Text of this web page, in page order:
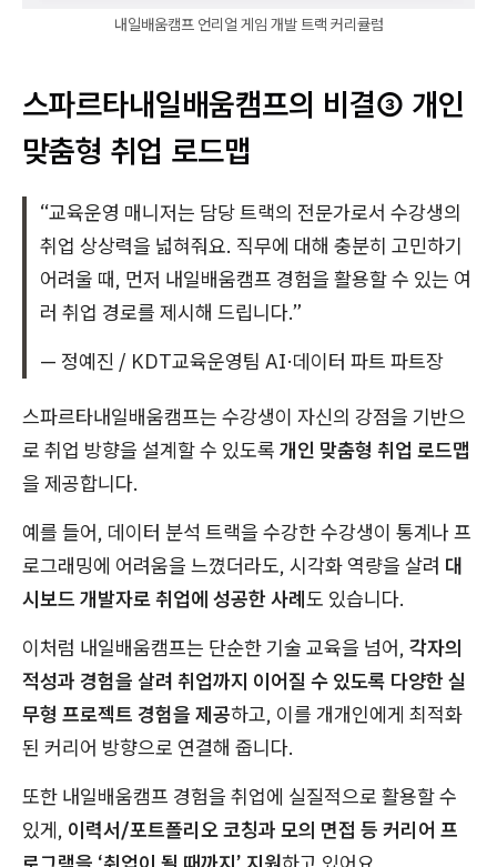
내일배움캠프 언리얼 게임 개발 트랙 커리큘럼
스파르타내일배움캠프의 비결③ 개인
맞춤형 취업 로드맵
“교육운영 매니저는 담당 트랙의 전문가로서 수강생의
취업 상상력을 넓혀줘요. 직무에 대해 충분히 고민하기
어려울 때, 먼저 내일배움캠프 경험을 활용할 수 있는 여
러 취업 경로를 제시해 드립니다.”
— 정예진 / KDT교육운영팀 AI·데이터 파트 파트장
스파르타내일배움캠프는 수강생이 자신의 강점을 기반으
로 취업 방향을 설계할 수 있도록 개인 맞춤형 취업 로드맵
을 제공합니다.
예를 들어, 데이터 분석 트랙을 수강한 수강생이 통계나 프
로그래밍에 어려움을 느꼈더라도, 시각화 역량을 살려 대
시보드 개발자로 취업에 성공한 사례도 있습니다.
이처럼 내일배움캠프는 단순한 기술 교육을 넘어, 각자의
적성과 경험을 살려 취업까지 이어질 수 있도록 다양한 실
무형 프로젝트 경험을 제공하고, 이를 개개인에게 최적화
된 커리어 방향으로 연결해 줍니다.
또한 내일배움캠프 경험을 취업에 실질적으로 활용할 수
있게, 이력서/포트폴리오 코칭과 모의 면접 등 커리어 프